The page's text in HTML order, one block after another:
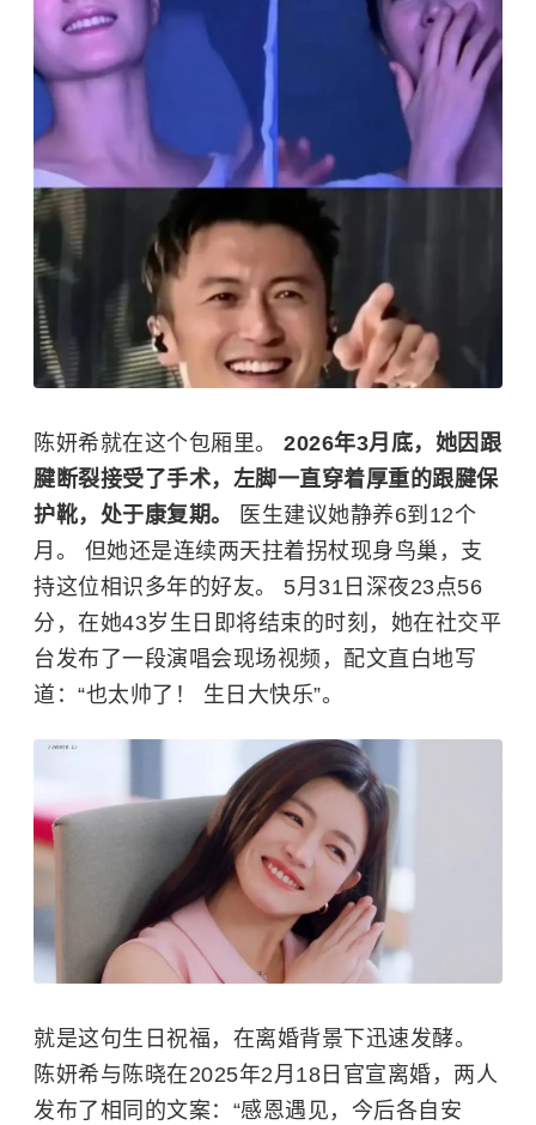
陈妍希就在这个包厢里。 2026年3月底，她因跟
腱断裂接受了手术，左脚一直穿着厚重的跟腱保
护靴，处于康复期。
医生建议她静养6到12个
月。 但她还是连续两天拄着拐杖现身鸟巢，支
持这位相识多年的好友。 5月31日深夜23点56
分，在她43岁生日即将结束的时刻，她在社交平
台发布了一段演唱会现场视频，配文直白地写
道：“也太帅了！ 生日大快乐”。
就是这句生日祝福，在离婚背景下迅速发酵。
陈妍希与 陈晓在2025年2月18日官宣离婚，两人
发布了相同的文案：“感恩遇见，今后各自安